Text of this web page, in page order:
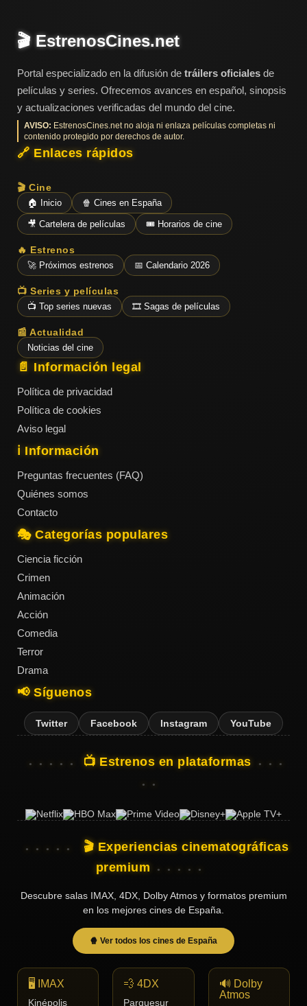
🎬 EstrenosCines.net
Portal especializado en la difusión de tráilers oficiales de
películas y series. Ofrecemos avances en español, sinopsis
y actualizaciones verificadas del mundo del cine.
AVISO: EstrenosCines.net no aloja ni enlaza películas completas ni
contenido protegido por derechos de autor.
🔗 Enlaces rápidos
🎬 Cine
🏠 Inicio 🍿 Cines en España
🎥 Cartelera de películas 🎟️ Horarios de cine
🔥 Estrenos
🚀 Próximos estrenos 📅 Calendario 2026
📺 Series y películas
📺 Top series nuevas 🎞️ Sagas de películas
📰 Actualidad
Noticias del cine
📄 Información legal
Política de privacidad
Política de cookies
Aviso legal
ℹ️ Información
Preguntas frecuentes (FAQ)
Quiénes somos
Contacto
🎭 Categorías populares
Ciencia ficción
Crimen
Animación
Acción
Comedia
Terror
Drama
📢 Síguenos
Twitter Facebook Instagram YouTube
📺 Estrenos en plataformas
🎬 Experiencias cinematográficas
premium
Descubre salas IMAX, 4DX, Dolby Atmos y formatos premium
en los mejores cines de España.
🍿 Ver todos los cines de España
🖥️ IMAX
Kinépolis
💨 4DX
Parquesur
🔊 Dolby
Atmos